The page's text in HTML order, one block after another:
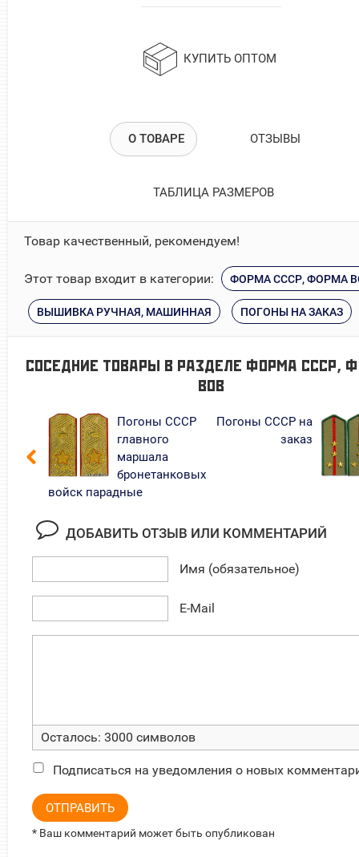
КУПИТЬ ОПТОМ
О ТОВАРЕ ОТЗЫВЫ
ТАБЛИЦА РАЗМЕРОВ
Товар качественный, рекомендуем!
Этот товар входит в категории: ФОРМА СССР, ФОРМА
ВЫШИВКА РУЧНАЯ, МАШИННАЯ ПОГОНЫ НА ЗАКАЗ
СОСЕДНИЕ ТОВАРЫ В РАЗДЕЛЕ ФОРМА СССР,
ВОВ
Погоны СССР
главного
маршала
бронетанковых
войск парадные
Погоны СССР на
заказ
ДОБАВИТЬ ОТЗЫВ ИЛИ КОММЕНТАРИЙ
Имя (обязательное)
E-Mail
Осталось: 3000 символов
Подписаться на уведомления о новых
ОТПРАВИТЬ
* Ваш комментарий может быть опубликован